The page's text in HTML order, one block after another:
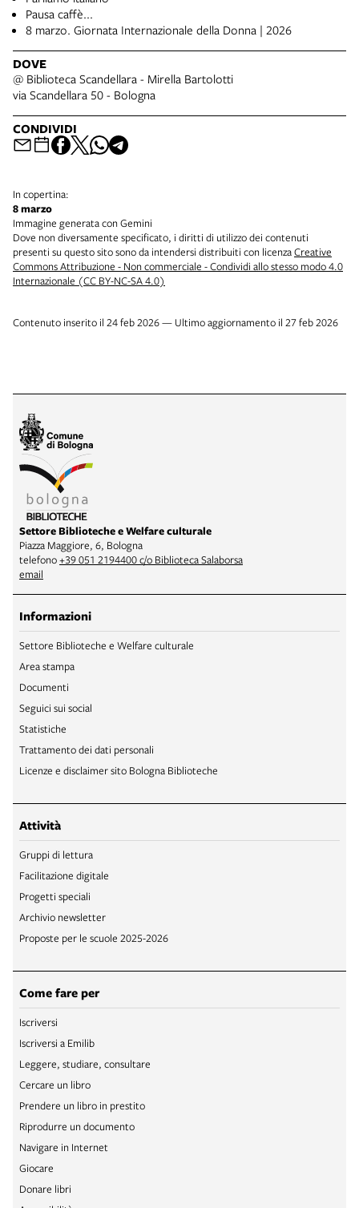
Pausa caffè...
8 marzo. Giornata Internazionale della Donna | 2026
DOVE
@ Biblioteca Scandellara - Mirella Bartolotti
via Scandellara 50 - Bologna
CONDIVIDI
In copertina:
8 marzo
Immagine generata con Gemini
Dove non diversamente specificato, i diritti di utilizzo dei contenuti
presenti su questo sito sono da intendersi distribuiti con licenzaCreative
Commons Attribuzione - Non commerciale - Condividi allo stesso modo 4.0
Internazionale (CC BY-NC-SA 4.0)
Contenuto inserito il 24 feb 2026 — Ultimo aggiornamento il 27 feb 2026
Settore Biblioteche e Welfare culturale
Piazza Maggiore, 6, Bologna
telefono+39 051 2194400 c/o Biblioteca Salaborsa
email
Informazioni
Settore Biblioteche e Welfare culturale
Area stampa
Documenti
Seguici sui social
Statistiche
Trattamento dei dati personali
Licenze e disclaimer sito Bologna Biblioteche
Attività
Gruppi di lettura
Facilitazione digitale
Progetti speciali
Archivio newsletter
Proposte per le scuole 2025-2026
Come fare per
Iscriversi
Iscriversi a Emilib
Leggere, studiare, consultare
Cercare un libro
Prendere un libro in prestito
Riprodurre un documento
Navigare in Internet
Giocare
Donare libri